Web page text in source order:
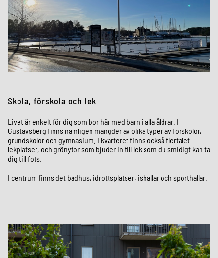
Skola, förskola och lek
Livet är enkelt för dig som bor här med barn i alla åldrar. I
Gustavsberg finns nämligen mängder av olika typer av förskolor,
grundskolor och gymnasium. I kvarteret finns också flertalet
lekplatser, och grönytor som bjuder in till lek som du smidigt kan ta
dig till fots.
I centrum finns det badhus, idrottsplatser, ishallar och sporthallar.